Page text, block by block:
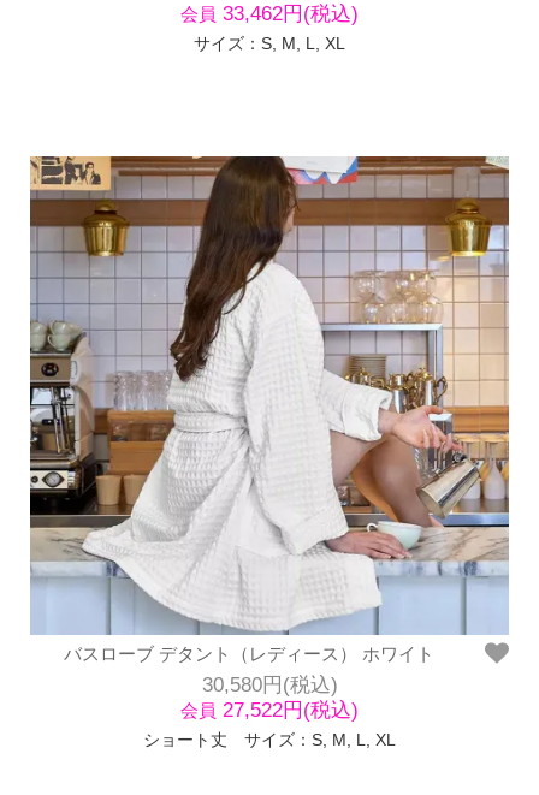
会員 33,462円(税込)
サイズ：S, M, L, XL
バスローブ デタント（レディース） ホワイト
30,580円(税込)
会員 27,522円(税込)
ショート丈 サイズ：S, M, L, XL